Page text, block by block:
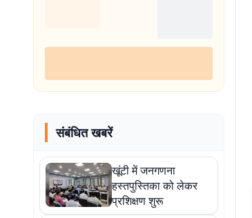
संबंधित खबरें
खूंटी में जनगणना
हस्तपुस्तिका को लेकर
प्रशिक्षण शुरू